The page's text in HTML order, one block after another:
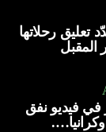
تعليق رحلاتها
المقبل
فيديو نفق